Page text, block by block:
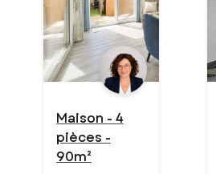
Maison - 4
pièces -
90m²